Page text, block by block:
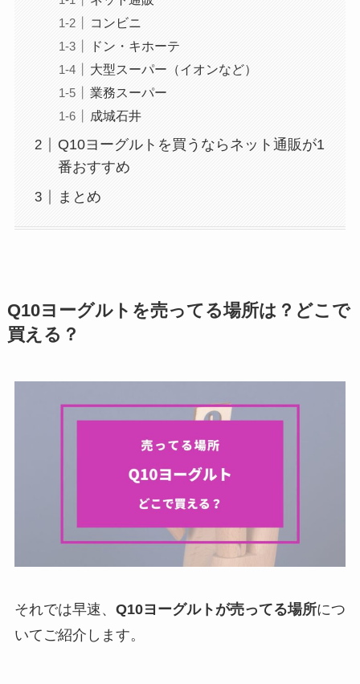
コンビニ
ドン・キホーテ
大型スーパー（イオンなど）
業務スーパー
成城石井
Q10ヨーグルトを買うならネット通販が1
番おすすめ
まとめ
Q10ヨーグルトを売ってる場所は？どこで
買える？
それでは早速、 Q10ヨーグルトが売ってる場所につ
いてご紹介します。